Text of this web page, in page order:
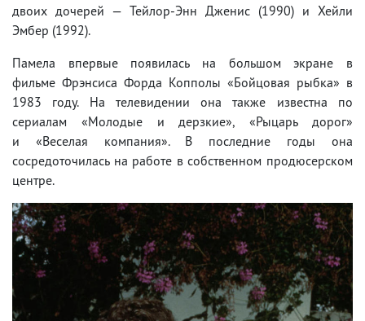
двоих дочерей — Тейлор-Энн Дженис (1990) и Хейли
Эмбер (1992).
Памела впервые появилась на большом экране в
фильме Фрэнсиса Форда Копполы «Бойцовая рыбка» в
1983 году. На телевидении она также известна по
сериалам «Молодые и дерзкие», «Рыцарь дорог»
и «Веселая компания». В последние годы она
сосредоточилась на работе в собственном продюсерском
центре.